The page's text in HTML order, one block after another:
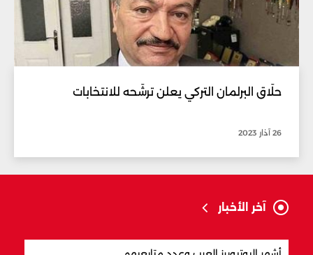
حلّاق البرلمان التركي يعلن ترشّحه للانتخابات
26 آذار 2023
آخر الأخبار